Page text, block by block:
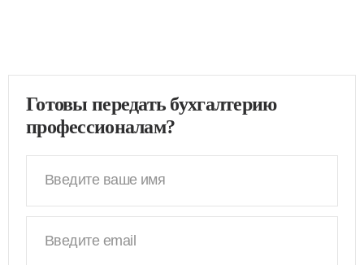
Готовы передать бухгалтерию
профессионалам?